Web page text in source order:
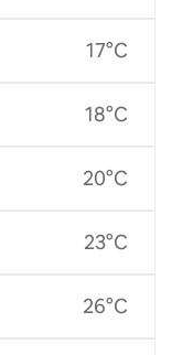
17°C
18°C
20°C
23°C
26°C